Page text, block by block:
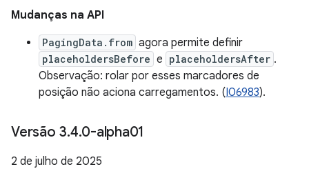
Mudanças na API
PagingData.from agora permite definir
placeholdersBefore e placeholdersAfter .
Observação: rolar por esses marcadores de
posição não aciona carregamentos. (I06983).
Versão 3.4.0-alpha01
2 de julho de 2025